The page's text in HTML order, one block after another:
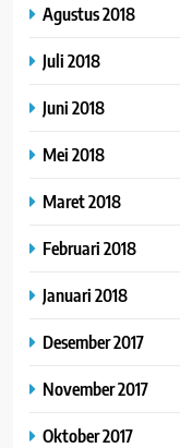
Agustus 2018
Juli 2018
Juni 2018
Mei 2018
Maret 2018
Februari 2018
Januari 2018
Desember 2017
November 2017
Oktober 2017